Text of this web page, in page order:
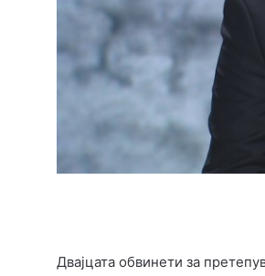
Двајцата обвинети за